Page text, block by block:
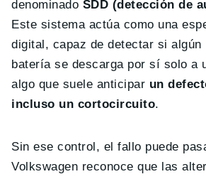
denominado SDD (detección de
Este sistema actúa como una
digital, capaz de detectar si algún
batería se descarga por sí solo a
algo que suele anticipar un
incluso un cortocircuito.
Sin ese control, el fallo puede
Volkswagen reconoce que las